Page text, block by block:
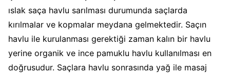
ıslak saça havlu sarılması durumunda saçlarda
kırılmalar ve kopmalar meydana gelmektedir. Saçın
havlu ile kurulanması gerektiği zaman kalın bir havlu
yerine organik ve ince pamuklu havlu kullanılması en
doğrusudur. Saçlara havlu sonrasında yağ ile masaj